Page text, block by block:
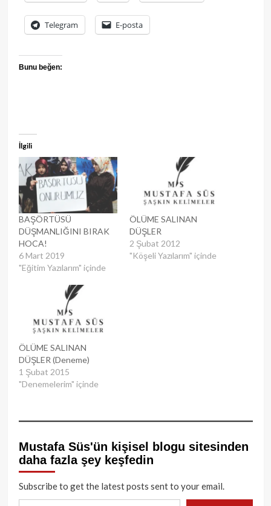
Telegram E-posta
Bunu beğen:
İlgili
BAŞÖRTÜSÜ
DÜŞMANLIĞINI BIRAK
HOCA!
6 Mart 2019
"Eğitim Yazılarım" içinde
ÖLÜME SALINAN
DÜŞLER
2 Şubat 2012
"Köşeli Yazılarım" içinde
ÖLÜME SALINAN
DÜŞLER (Deneme)
1 Şubat 2015
"Denemelerim" içinde
Mustafa Süs'ün kişisel blogu sitesinden
daha fazla şey keşfedin
Subscribe to get the latest posts sent to your email.
E-postanızı yazın…